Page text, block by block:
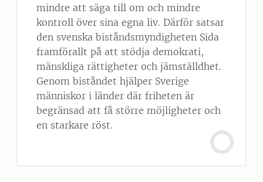
mindre att säga till om och mindre
kontroll över sina egna liv. Därför satsar
den svenska biståndsmyndigheten Sida
framförallt på att stödja demokrati,
mänskliga rättigheter och jämställdhet.
Genom biståndet hjälper Sverige
människor i länder där friheten är
begränsad att få större möjligheter och
en starkare röst.